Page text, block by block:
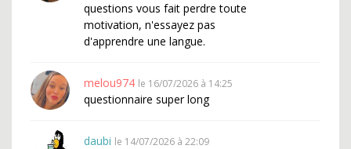
questions vous fait perdre toute
motivation, n'essayez pas
d'apprendre une langue.
melou974 le 16/07/2026 à 14:25
questionnaire super long
daubi le 14/07/2026 à 22:09